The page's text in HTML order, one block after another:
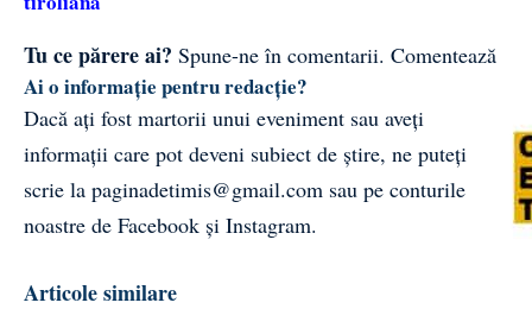
Tu ce părere ai? Spune-ne în comentarii. Comentează
Ai o informație pentru redacție?
Dacă ați fost martorii unui eveniment sau aveți
informații care pot deveni subiect de știre, ne puteți
scrie la paginadetimis@gmail.com sau pe conturile
noastre de Facebook și Instagram.
Articole similare